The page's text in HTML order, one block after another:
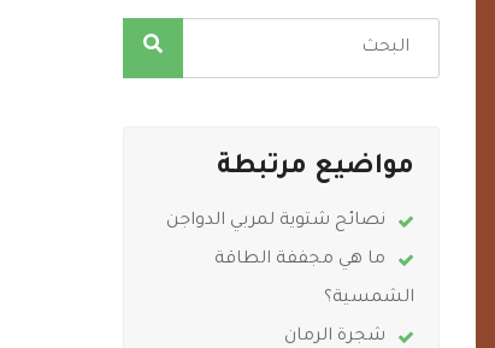
مواضيع مرتبطة
نصائح شتوية لمربي الدواجن
ما هي مجففة الطاقة
الشمسية؟
شجرة الرمان